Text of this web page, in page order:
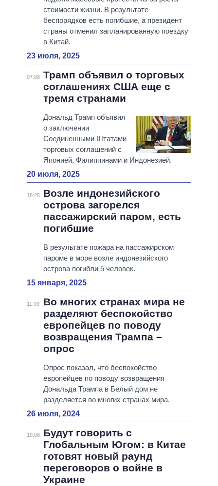
стоимости жизни. В результате
беспорядков есть погибшие, а президент
страны отменил запланированную поездку
в Китай.
23 июля, 2025
07:08 Трамп объявил о торговых
соглашениях США еще с
тремя странами
Дональд Трамп объявил
о заключении
Соединенными Штатами
торговых соглашений с
Японией, Филиппинами и Индонезией.
20 июля, 2025
18:25
Возле индонезийского
острова загорелся
пассажирский паром, есть
погибшие
В результате пожара на пассажирском
пароме в море возле индонезийского
острова погибли 5 человек.
15 января, 2025
11:09
Во многих странах мира не
разделяют беспокойство
европейцев по поводу
возвращения Трампа –
опрос
Опрос показал, что беспокойство
европейцев по поводу возвращения
Дональда Трампа в Белый дом не
разделяется во многих странах мира.
26 июля, 2024
19:08
Будут говорить с
Глобальным Югом: в Китае
готовят новый раунд
переговоров о войне в
Украине